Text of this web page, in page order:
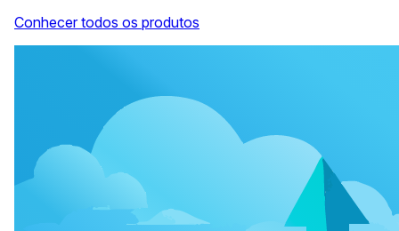
Conhecer todos os produtos